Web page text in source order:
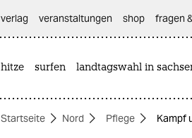
themen
verlag
veranstaltungen shop fragen
hitze surfen landtagswahl in
Startseite Nord Pflege Kampf